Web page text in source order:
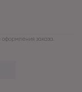
заказа.